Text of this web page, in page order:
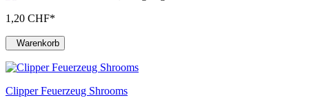
1,20 CHF*
Warenkorb
Clipper Feuerzeug Shrooms